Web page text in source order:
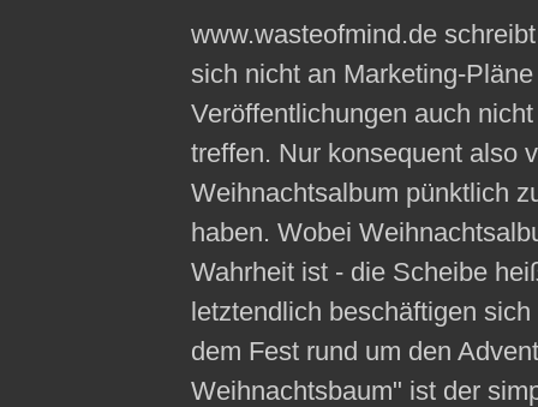
www.wasteofmind.de
sich nicht an Marketing-
Veröffentlichungen auch
treffen. Nur konsequent also
Weihnachtsalbum pünktlich
haben. Wobei
Wahrheit ist - die Scheibe
letztendlich beschäftigen
dem Fest rund um den
Weihnachtsbaum" ist der